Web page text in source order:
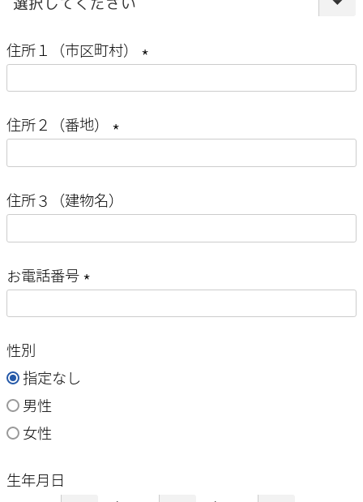
(
須
)
住所１（市区町村）
須
)
住所２（番地）
須
)
住所３（建物名）
お電話番号
性別
指定なし
男性
女性
生年月日